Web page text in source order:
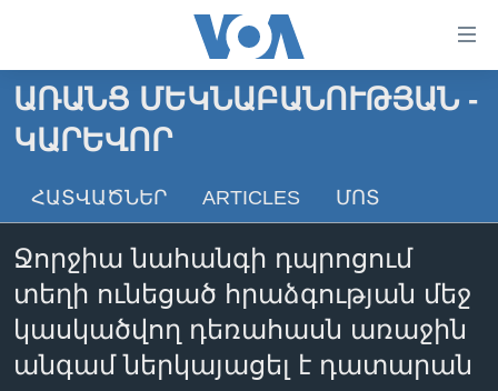
անցնել
հիմնական
բովանդակությանը
հիմնական
հիմնական
բովանդակություն
ԳԼԽԱՎՈՐ ԷՋ
ԼՈՒՐԵՐ
ՍՓՅՈՒՌՔ
ՖԻԼՄԵՐ
ՖԻԼՄԵՐ
IN ENGLISH
ՄԵՐ ՄԱՍԻՆ
ՄԵՐ ՄԱՍԻՆ
ՈՒԿՐԱԻՆԱԿԱՆ ՊԱՏԵՐԱԶՄ
ԱՌԱՆՑ ՄԵԿՆԱԲԱՆՈՒԹՅԱՆ -
ԿԱՐԵՎՈՐ
ՀԱՏՎԱԾՆԵՐ ARTICLES ՄՈՏ
Ջորջիա նահանգի դպրոցում
տեղի ունեցած հրաձգության մեջ
կասկածվող դեռահասն առաջին
անգամ ներկայացել է դատարան